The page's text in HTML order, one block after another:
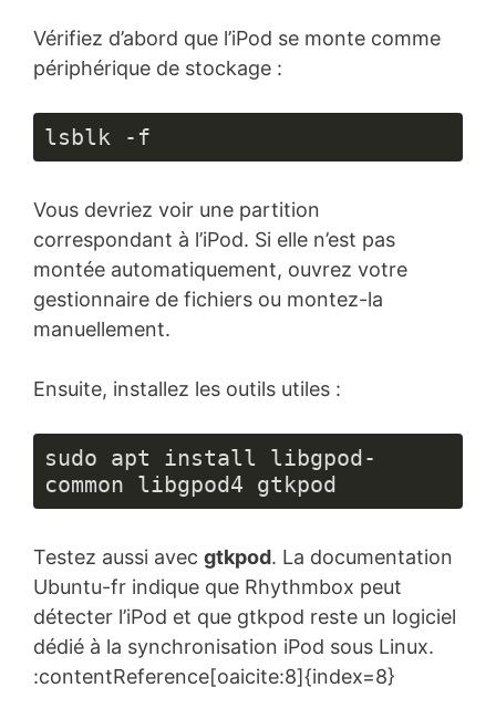
Vérifiez d’abord que l’iPod se monte comme
périphérique de stockage :
lsblk -f
Vous devriez voir une partition
correspondant à l’iPod. Si elle n’est pas
montée automatiquement, ouvrez votre
gestionnaire de fichiers ou montez-la
manuellement.
Ensuite, installez les outils utiles :
sudo apt install libgpod-
common libgpod4 gtkpod
Testez aussi avec gtkpod. La documentation
Ubuntu-fr indique que Rhythmbox peut
détecter l’iPod et que gtkpod reste un logiciel
dédié à la synchronisation iPod sous Linux.
:contentReference[oaicite:8]{index=8}